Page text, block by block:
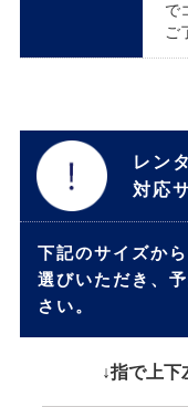
で
ご
レン
対応
下記のサイズか
選びいただき、
さい。
↓指で上下